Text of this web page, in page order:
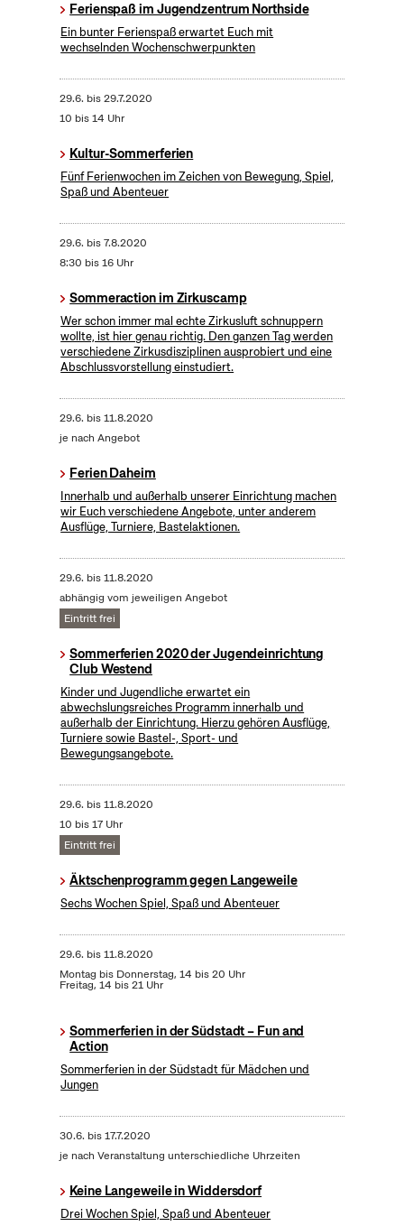
Ferienspaß im Jugendzentrum Northside
Ein bunter Ferienspaß erwartet Euch mit
wechselnden Wochenschwerpunkten
29.6. bis29.7.2020
10 bis 14 Uhr
Kultur-Sommerferien
Fünf Ferienwochen im Zeichen von Bewegung, Spiel,
Spaß und Abenteuer
29.6. bis7.8.2020
8:30 bis 16 Uhr
Sommeraction im Zirkuscamp
Wer schon immer mal echte Zirkusluft schnuppern
wollte, ist hier genau richtig. Den ganzen Tag werden
verschiedene Zirkusdisziplinen ausprobiert und eine
Abschlussvorstellung einstudiert.
29.6. bis11.8.2020
je nach Angebot
Ferien Daheim
Innerhalb und außerhalb unserer Einrichtung machen
wir Euch verschiedene Angebote, unter anderem
Ausflüge, Turniere, Bastelaktionen.
29.6. bis11.8.2020
abhängig vom jeweiligen Angebot
Eintritt frei
Sommerferien 2020 der Jugendeinrichtung
Club Westend
Kinder und Jugendliche erwartet ein
abwechslungsreiches Programm innerhalb und
außerhalb der Einrichtung. Hierzu gehören Ausflüge,
Turniere sowie Bastel-, Sport- und
Bewegungsangebote.
29.6. bis11.8.2020
10 bis 17 Uhr
Eintritt frei
Äktschenprogramm gegen Langeweile
Sechs Wochen Spiel, Spaß und Abenteuer
29.6. bis11.8.2020
Montag bis Donnerstag, 14 bis 20 Uhr
Freitag, 14 bis 21 Uhr
Sommerferien in der Südstadt – Fun and
Action
Sommerferien in der Südstadt für Mädchen und
Jungen
30.6. bis17.7.2020
je nach Veranstaltung unterschiedliche Uhrzeiten
Keine Langeweile in Widdersdorf
Drei Wochen Spiel, Spaß und Abenteuer